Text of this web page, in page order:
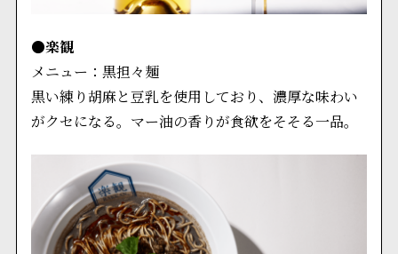
●楽観
メニュー：黒担々麺
黒い練り胡麻と豆乳を使用しており、濃厚な味わい
がクセになる。マー油の香りが食欲をそそる一品。